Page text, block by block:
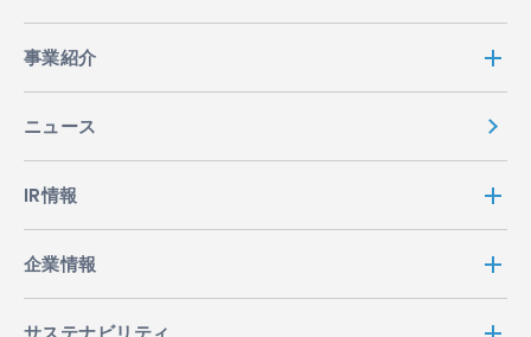
事業紹介
ニュース
IR情報
企業情報